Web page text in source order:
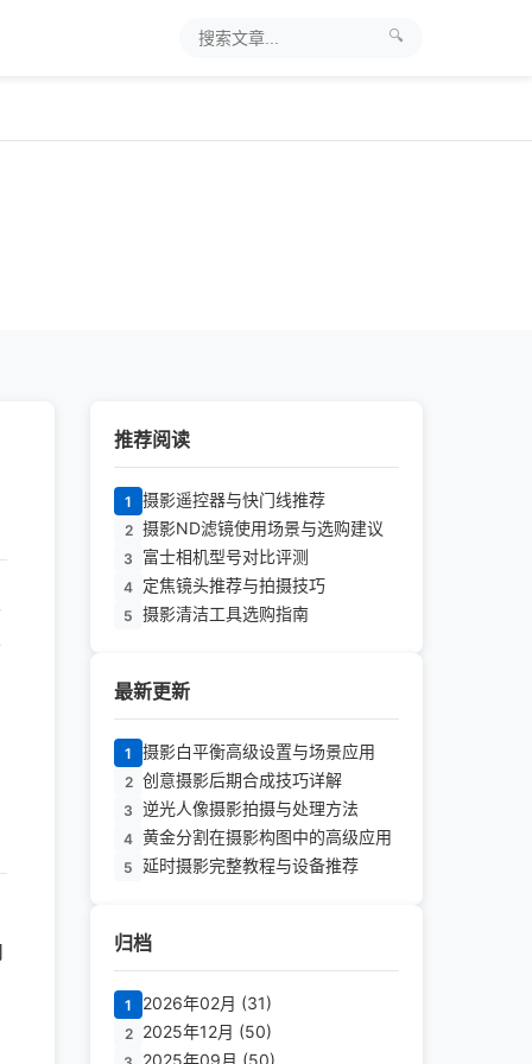
🔍
推荐阅读
1 摄影遥控器与快门线推荐
2 摄影ND滤镜使用场景与选购建议
3 富士相机型号对比评测
4 定焦镜头推荐与拍摄技巧
5 摄影清洁工具选购指南
最新更新
1 摄影白平衡高级设置与场景应用
2 创意摄影后期合成技巧详解
3 逆光人像摄影拍摄与处理方法
4 黄金分割在摄影构图中的高级应用
5 延时摄影完整教程与设备推荐
归档
1 2026年02月 (31)
2 2025年12月 (50)
2025年09月 (50)